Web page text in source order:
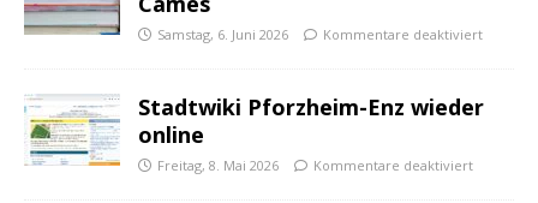
Samstag, 6. Juni 2026 Kommentare deaktiviert
Stadtwiki Pforzheim-Enz wieder
online
Freitag, 8. Mai 2026 Kommentare deaktiviert